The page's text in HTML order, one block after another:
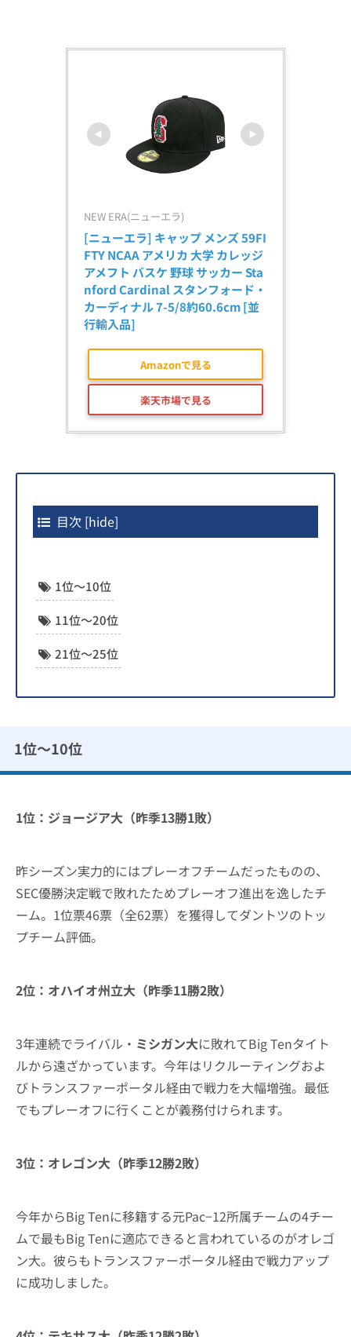
NEW ERA(ニューエラ)
[ニューエラ] キャップ メンズ 59FI
FTY NCAA アメリカ 大学 カレッジ
アメフト バスケ 野球 サッカー Sta
nford Cardinal スタンフォード・
カーディナル 7-5/8約60.6cm [並
行輸入品]
Amazonで見る
楽天市場で見る
目次 [hide]
1位〜10位
11位〜20位
21位〜25位
1位〜10位
1位：ジョージア大（昨季13勝1敗）
昨シーズン実力的にはプレーオフチームだったものの、
SEC優勝決定戦で敗れたためプレーオフ進出を逸したチ
ーム。1位票46票（全62票）を獲得してダントツのトッ
プチーム評価。
2位：オハイオ州立大（昨季11勝2敗）
3年連続でライバル・ ミシガン大に敗れてBig Tenタイト
ルから遠ざかっています。今年はリクルーティングおよ
びトランスファーポータル経由で戦力を大幅増強。最低
でもプレーオフに行くことが義務付けられます。
3位：オレゴン大（昨季12勝2敗）
今年からBig Tenに移籍する元Pac−12所属チームの4チー
ムで最もBig Tenに適応できると言われているのがオレゴ
ン大。彼らもトランスファーポータル経由で戦力アップ
に成功しました。